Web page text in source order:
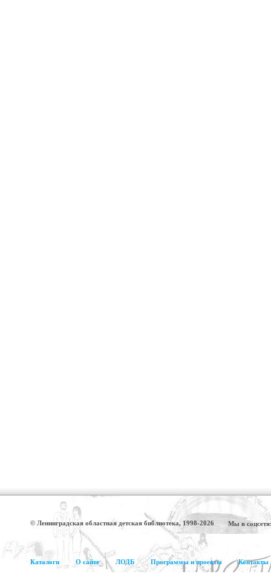
© Ленинградская областная детская библиотека, 1998-2026 Мы в
Каталоги О сайте ЛОДБ Программы и проекты Контакты